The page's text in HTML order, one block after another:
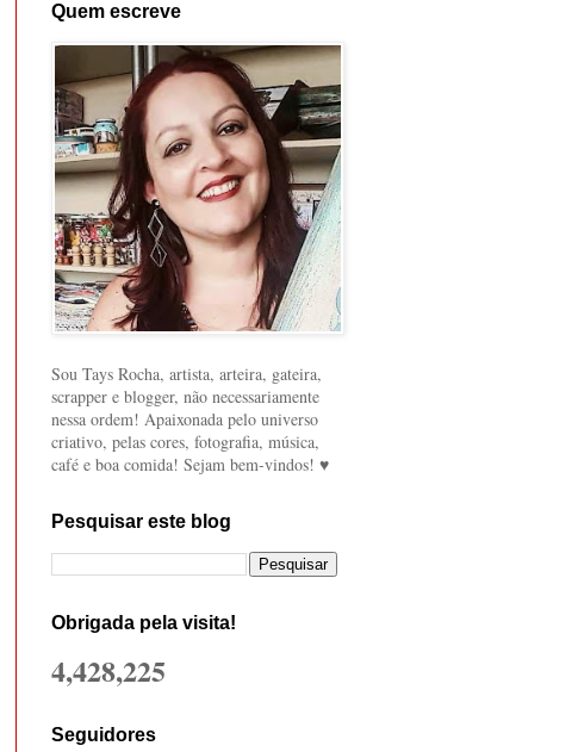
Quem escreve
Sou Tays Rocha, artista, arteira, gateira,
scrapper e blogger, não necessariamente
nessa ordem! Apaixonada pelo universo
criativo, pelas cores, fotografia, música,
café e boa comida! Sejam bem-vindos! ♥
Pesquisar este blog
Obrigada pela visita!
4,428,225
Seguidores